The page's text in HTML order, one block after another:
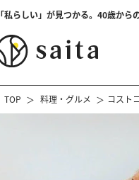
「私らしい」が見つかる。40歳から
TOP 料理・グルメ コスト